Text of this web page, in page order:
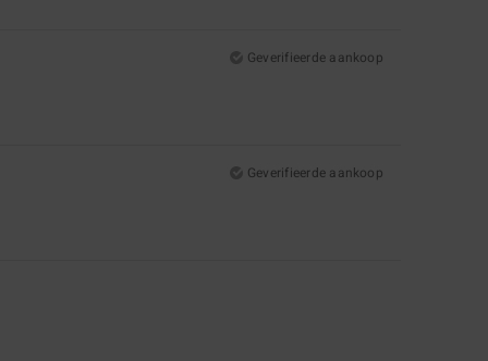
Geverifieerde aankoop
Geverifieerde aankoop